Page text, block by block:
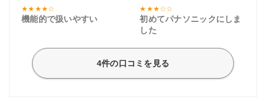
機能的で扱いやすい
初めてパナソニックにしま
した
4件の口コミを見る